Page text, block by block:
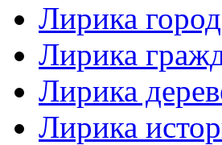
Лирика
Лирика
Лирика
Лирика